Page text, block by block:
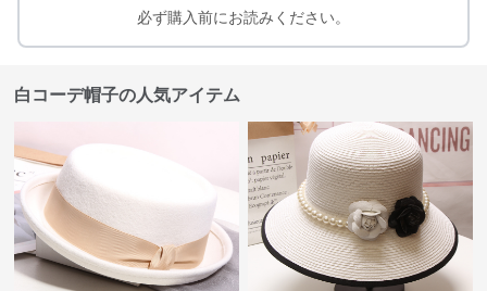
必ず購入前にお読みください。
白コーデ帽子の人気アイテム